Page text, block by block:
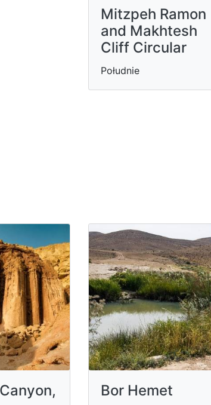
Mitzpeh Ramon
and Makhtesh
Cliff Circular
Południe
Bor Hemet